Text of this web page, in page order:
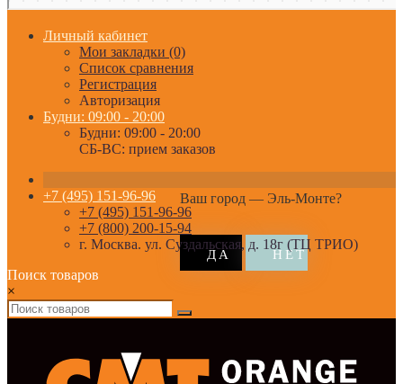
Личный кабинет
Мои закладки (0)
Список сравнения
Регистрация
Авторизация
Будни: 09:00 - 20:00
Будни: 09:00 - 20:00
СБ-ВС: прием заказов
Ваш город — Эль-Монте?
+7 (495) 151-96-96
+7 (495) 151-96-96
+7 (800) 200-15-94
г. Москва. ул. Суздальская, д. 18г (ТЦ ТРИО)
Поиск товаров
×